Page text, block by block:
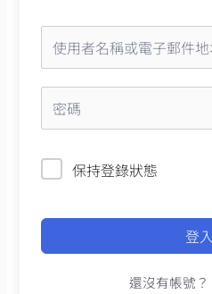
保持登錄狀態
登入
還沒有帳號？